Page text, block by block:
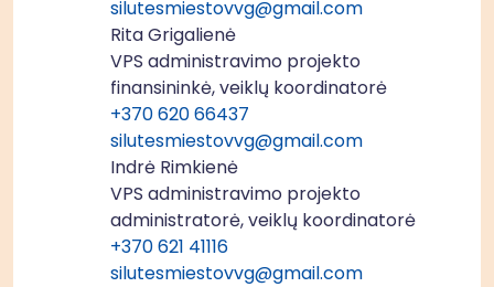
silutesmiestovvg@gmail.com
Rita Grigalienė
VPS administravimo projekto
finansininkė, veiklų koordinatorė
+370 620 66437
silutesmiestovvg@gmail.com
Indrė Rimkienė
VPS administravimo projekto
administratorė, veiklų koordinatorė
+370 621 41116
silutesmiestovvg@gmail.com